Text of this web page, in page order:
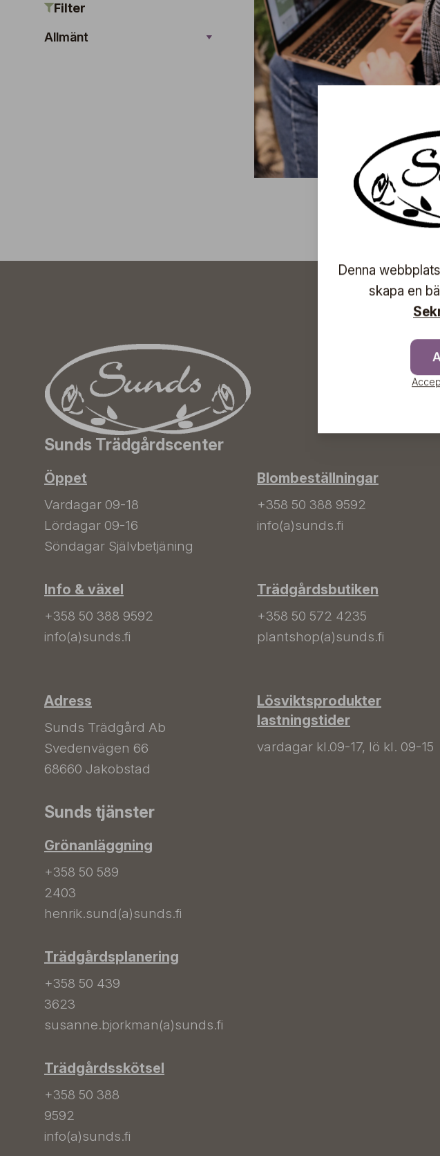
Filter
Allmänt
Sunds Trädgårdscenter
Öppet
Vardagar 09-18
Lördagar 09-16
Söndagar Självbetjäning
Info & växel
+358 50 388 9592
info(a)sunds.fi
Adress
Sunds Trädgård Ab
Svedenvägen 66
68660 Jakobstad
Blombeställningar
+358 50 388 9592
info(a)sunds.fi
Trädgårdsbutiken
+358 50 572 4235
plantshop(a)sunds.fi
Lösviktsprodukter
lastningstider
vardagar kl.09-17, lö kl. 09-15
Sunds tjänster
Grönanläggning
+358 50 589
2403
henrik.sund(a)sunds.fi
Trädgårdsplanering
+358 50 439
3623
susanne.bjorkman(a)sunds.fi
Trädgårdsskötsel
+358 50 388
9592
info(a)sunds.fi
Denna
skapa en